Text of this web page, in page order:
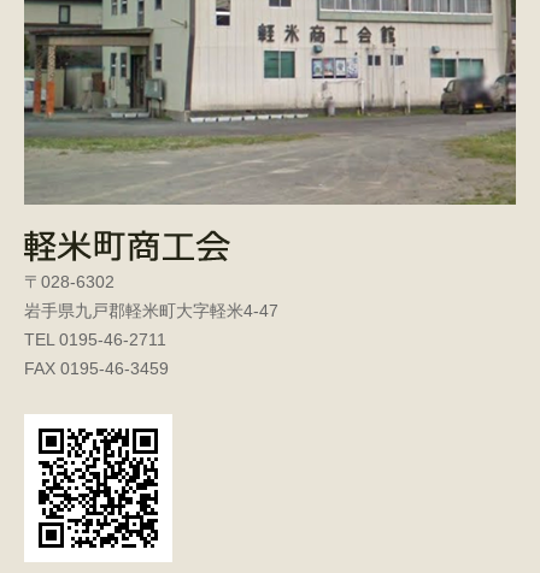
〒028-6302
岩手県九戸郡軽米町大字軽米4-47
TEL 0195-46-2711
FAX 0195-46-3459